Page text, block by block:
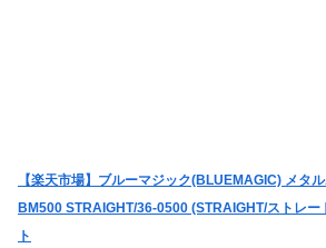
【楽天市場】ブルーマジック(BLUEMAGIC) メタ
BM500 STRAIGHT/36-0500 (STRAIGHT/ストレー
ト